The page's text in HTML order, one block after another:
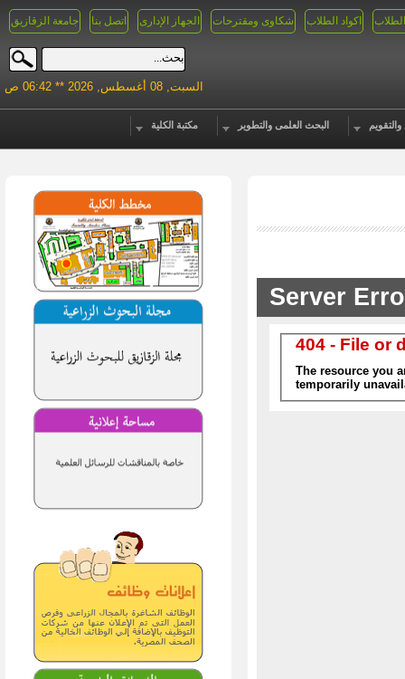
جامعة الزقازيق اتصل بنا الجهاز الإدارى شكاوى ومقترحات اكواد الطلاب الطلاب
السبت, 08 أغسطس, 2026 ** 06:42 ص
البحث العلمى والتطوير مكتبة الكلية